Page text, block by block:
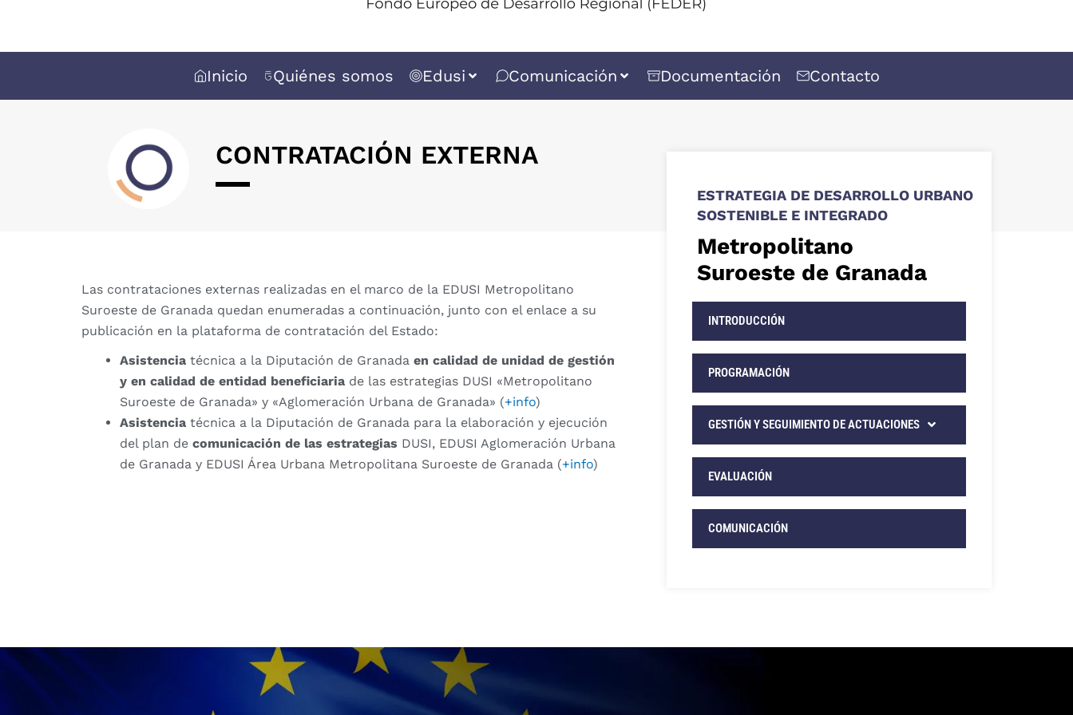
Inicio Quiénes somos Edusi Comunicación Documentación Contacto
CONTRATACIÓN EXTERNA
Las contrataciones externas realizadas en el marco de la EDUSI Metropolitano
Suroeste de Granada quedan enumeradas a continuación, junto con el enlace a su
publicación en la plataforma de contratación del Estado:
Asistencia técnica a la Diputación de Granada en calidad de unidad de gestión
y en calidad de entidad beneficiaria de las estrategias DUSI «Metropolitano
Suroeste de Granada» y «Aglomeración Urbana de Granada» (+info)
Asistencia técnica a la Diputación de Granada para la elaboración y ejecución
del plan de comunicación de las estrategias DUSI, EDUSI Aglomeración Urbana
de Granada y EDUSI Área Urbana Metropolitana Suroeste de Granada (+info)
ESTRATEGIA DE DESARROLLO URBANO
SOSTENIBLE E INTEGRADO
Metropolitano
Suroeste de Granada
INTRODUCCIÓN
PROGRAMACIÓN
GESTIÓN Y SEGUIMIENTO DE ACTUACIONES
EVALUACIÓN
COMUNICACIÓN